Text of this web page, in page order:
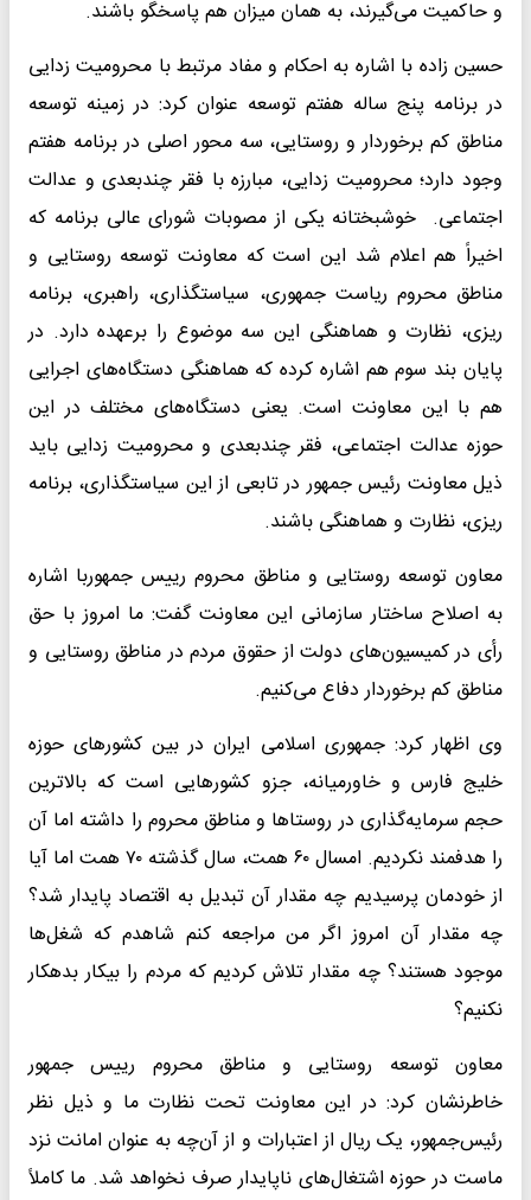
و حاکمیت می‌گیرند، به همان میزان هم پاسخگو باشند.
حسین زاده با اشاره به احکام و مفاد مرتبط با محرومیت زدایی
در برنامه پنج ساله هفتم توسعه عنوان کرد: در زمینه توسعه
مناطق کم برخوردار و روستایی، سه محور اصلی در برنامه هفتم
وجود دارد؛ محرومیت زدایی، مبارزه با فقر چندبعدی و عدالت
اجتماعی. خوشبختانه یکی از مصوبات شورای عالی برنامه که
اخیراً هم اعلام شد این است که معاونت توسعه روستایی و
مناطق محروم ریاست جمهوری، سیاستگذاری، راهبری، برنامه
ریزی، نظارت و هماهنگی این سه موضوع را برعهده دارد. در
پایان بند سوم هم اشاره کرده که هماهنگی دستگاه‌های اجرایی
هم با این معاونت است. یعنی دستگاه‌های مختلف در این
حوزه عدالت اجتماعی، فقر چندبعدی و محرومیت زدایی باید
ذیل معاونت رئیس جمهور در تابعی از این سیاستگذاری، برنامه
ریزی، نظارت و هماهنگی باشند.
معاون توسعه روستایی و مناطق محروم رییس جمهوربا اشاره
به اصلاح ساختار سازمانی این معاونت گفت: ما امروز با حق
رأی در کمیسیون‌های دولت از حقوق مردم در مناطق روستایی و
مناطق کم برخوردار دفاع می‌کنیم.
وی اظهار کرد: جمهوری اسلامی ایران در بین کشورهای حوزه
خلیج فارس و خاورمیانه، جزو کشورهایی است که بالاترین
حجم سرمایه‌گذاری در روستاها و مناطق محروم را داشته اما آن
را هدفمند نکردیم. امسال ۶۰ همت، سال گذشته ۷۰ همت اما آیا
از خودمان پرسیدیم چه مقدار آن تبدیل به اقتصاد پایدار شد؟
چه مقدار آن امروز اگر من مراجعه کنم شاهدم که شغل‌ها
موجود هستند؟ چه مقدار تلاش کردیم که مردم را بیکار بدهکار
نکنیم؟
معاون توسعه روستایی و مناطق محروم رییس جمهور
خاطرنشان کرد: در این معاونت تحت نظارت ما و ذیل نظر
رئیس‌جمهور، یک ریال از اعتبارات و از آن‌چه به عنوان امانت نزد
ماست در حوزه اشتغال‌های ناپایدار صرف نخواهد شد. ما کاملاً